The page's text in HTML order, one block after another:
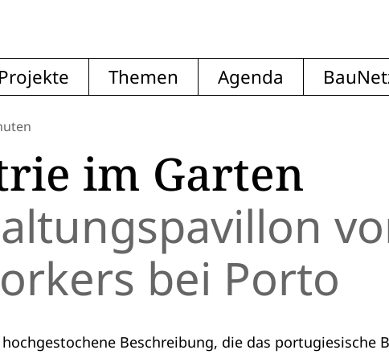
Projekte Themen Agenda
im Garten
bei Porto
Beschreibung, die das portugiesische